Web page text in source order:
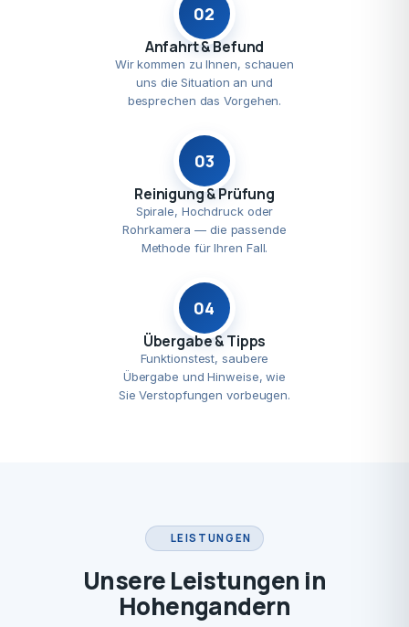
02
Anfahrt & Befund
Wir kommen zu Ihnen, schauen
uns die Situation an und
besprechen das Vorgehen.
03
Reinigung & Prüfung
Spirale, Hochdruck oder
Rohrkamera — die passende
Methode für Ihren Fall.
04
Übergabe & Tipps
Funktionstest, saubere
Übergabe und Hinweise, wie
Sie Verstopfungen vorbeugen.
LEISTUNGEN
Unsere Leistungen in
Hohengandern